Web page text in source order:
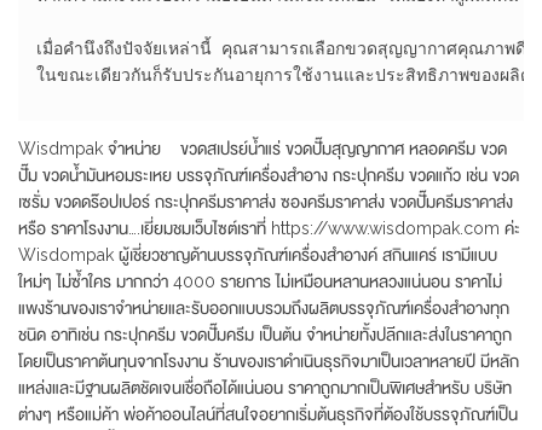
เมื่อคำนึงถึงปัจจัยเหล่านี้ คุณสามารถเลือกขวดสุญญากาศคุณภาพ
ในขณะเดียวกันก็รับประกันอายุการใช้งานและประสิทธิภาพของผลิ
Wisdmpak จำหน่าย ขวดสเปรย์น้ำแร่ ขวดปั๊มสุญญากาศ หลอดครีม ขวด
ปั๊ม ขวดน้ำมันหอมระเหย บรรจุภัณฑ์เครื่องสำอาง กระปุกครีม ขวดแก้ว เช่น ขวด
เซรั่ม ขวดดร๊อปเปอร์ กระปุกครีมราคาส่ง ซองครีมราคาส่ง ขวดปั๊มครีมราคาส่ง
หรือ ราคาโรงงาน….เยี่ยมชมเว็บไซต์เราที่ https://www.wisdompak.com ค่ะ
Wisdompak ผู้เชี่ยวชาญด้านบรรจุภัณฑ์เครื่องสำอางค์ สกินแคร์ เรามีแบบ
ใหม่ๆ ไม่ซ้ำใคร มากกว่า 4000 รายการ ไม่เหมือนหลานหลวงแน่นอน ราคาไม่
แพงร้านของเราจำหน่ายและรับออกแบบรวมถึงผลิตบรรจุภัณฑ์เครื่องสำอางทุก
ชนิด อาทิเช่น กระปุกครีม ขวดปั๊มครีม เป็นต้น จำหน่ายทั้งปลีกและส่งในราคาถูก
โดยเป็นราคาต้นทุนจากโรงงาน ร้านของเราดำเนินธุรกิจมาเป็นเวลาหลายปี มีหลัก
แหล่งและมีฐานผลิตชัดเจนเชื่อถือได้แน่นอน ราคาถูกมากเป็นพิเศษสำหรับ บริษัท
ต่างๆ หรือแม่ค้า พ่อค้าออนไลน์ที่สนใจอยากเริ่มต้นธุรกิจที่ต้องใช้บรรจุภัณฑ์เป็น